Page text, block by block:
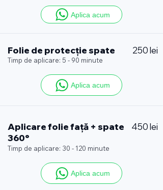
Aplica acum
Folie de protecție spate 250 lei
Timp de aplicare: 5 - 90 minute
Aplica acum
Aplicare folie față + spate
360°
450 lei
Timp de aplicare: 30 - 120 minute
Aplica acum